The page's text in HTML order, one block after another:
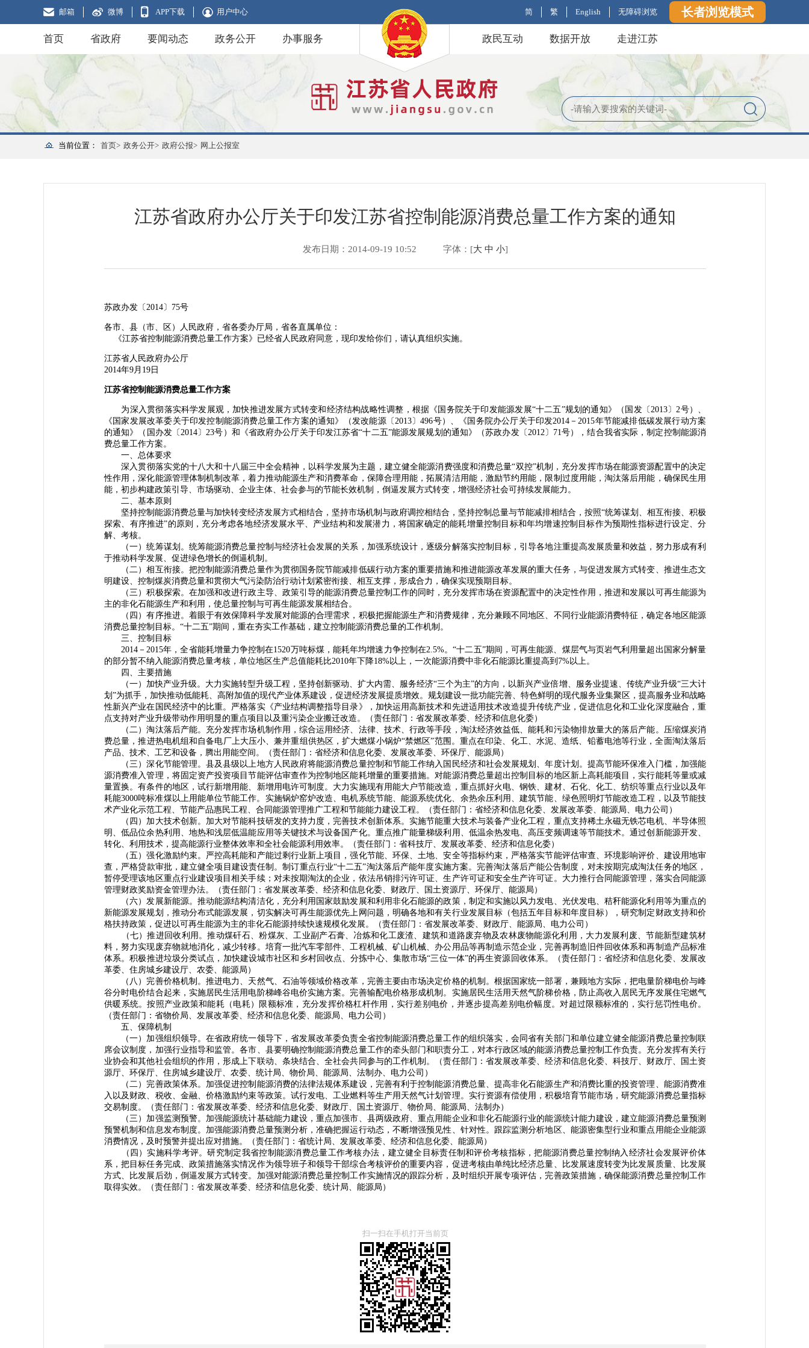
邮箱 微博 APP下载 用户中心 简 繁 English 无障碍浏览 长者浏览模式
首页 省政府 要闻动态 政务公开 办事服务 政民互动 数据开放 走进江苏
当前位置： 首页> 政务公开> 政府公报> 网上公报室
江苏省政府办公厅关于印发江苏省控制能源消费总量工作方案的通知
发布日期：2014-09-19 10:52 字体：[大 中 小]
苏政办发〔2014〕75号
各市、县（市、区）人民政府，省各委办厅局，省各直属单位：
《江苏省控制能源消费总量工作方案》已经省人民政府同意，现印发给你们，请认真组织实施。
江苏省人民政府办公厅
2014年9月19日
江苏省控制能源消费总量工作方案
为深入贯彻落实科学发展观，加快推进发展方式转变和经济结构战略性调整，根据《国务院关于印发能源发展“十二五”规划的通知》（国发〔2013〕2号）、
《国家发展改革委关于印发控制能源消费总量工作方案的通知》（发改能源〔2013〕496号）、《国务院办公厅关于印发2014－2015年节能减排低碳发展行动方案
的通知》（国办发〔2014〕23号）和《省政府办公厅关于印发江苏省“十二五”能源发展规划的通知》（苏政办发〔2012〕71号），结合我省实际，制定控制能源消
费总量工作方案。
一、总体要求
深入贯彻落实党的十八大和十八届三中全会精神，以科学发展为主题，建立健全能源消费强度和消费总量“双控”机制，充分发挥市场在能源资源配置中的决定
性作用，深化能源管理体制机制改革，着力推动能源生产和消费革命，保障合理用能，拓展清洁用能，激励节约用能，限制过度用能，淘汰落后用能，确保民生用
能，初步构建政策引导、市场驱动、企业主体、社会参与的节能长效机制，倒逼发展方式转变，增强经济社会可持续发展能力。
二、基本原则
坚持控制能源消费总量与加快转变经济发展方式相结合，坚持市场机制与政府调控相结合，坚持控制总量与节能减排相结合，按照“统筹谋划、相互衔接、积极
探索、有序推进”的原则，充分考虑各地经济发展水平、产业结构和发展潜力，将国家确定的能耗增量控制目标和年均增速控制目标作为预期性指标进行设定、分
解、考核。
（一）统筹谋划。统筹能源消费总量控制与经济社会发展的关系，加强系统设计，逐级分解落实控制目标，引导各地注重提高发展质量和效益，努力形成有利
于推动科学发展、促进绿色增长的倒逼机制。
（二）相互衔接。把控制能源消费总量作为贯彻国务院节能减排低碳行动方案的重要措施和推进能源改革发展的重大任务，与促进发展方式转变、推进生态文
明建设、控制煤炭消费总量和贯彻大气污染防治行动计划紧密衔接、相互支撑，形成合力，确保实现预期目标。
（三）积极探索。在加强和改进行政主导、政策引导的能源消费总量控制工作的同时，充分发挥市场在资源配置中的决定性作用，推进和发展以可再生能源为
主的非化石能源生产和利用，使总量控制与可再生能源发展相结合。
（四）有序推进。着眼于有效保障科学发展对能源的合理需求，积极把握能源生产和消费规律，充分兼顾不同地区、不同行业能源消费特征，确定各地区能源
消费总量控制目标。“十二五”期间，重在夯实工作基础，建立控制能源消费总量的工作机制。
三、控制目标
2014－2015年，全省能耗增量力争控制在1520万吨标煤，能耗年均增速力争控制在2.5%。“十二五”期间，可再生能源、煤层气与页岩气利用量超出国家分解量
的部分暂不纳入能源消费总量考核，单位地区生产总值能耗比2010年下降18%以上，一次能源消费中非化石能源比重提高到7%以上。
四、主要措施
（一）加快产业升级。大力实施转型升级工程，坚持创新驱动、扩大内需、服务经济“三个为主”的方向，以新兴产业倍增、服务业提速、传统产业升级“三大计
划”为抓手，加快推动低能耗、高附加值的现代产业体系建设，促进经济发展提质增效。规划建设一批功能完善、特色鲜明的现代服务业集聚区，提高服务业和战略
性新兴产业在国民经济中的比重。严格落实《产业结构调整指导目录》，加快运用高新技术和先进适用技术改造提升传统产业，促进信息化和工业化深度融合，重
点支持对产业升级带动作用明显的重点项目以及重污染企业搬迁改造。（责任部门：省发展改革委、经济和信息化委）
（二）淘汰落后产能。充分发挥市场机制作用，综合运用经济、法律、技术、行政等手段，淘汰经济效益低、能耗和污染物排放量大的落后产能。压缩煤炭消
费总量，推进热电机组和自备电厂上大压小、兼并重组供热区，扩大燃煤小锅炉“禁燃区”范围。重点在印染、化工、水泥、造纸、铅蓄电池等行业，全面淘汰落后
产品、技术、工艺和设备，腾出用能空间。（责任部门：省经济和信息化委、发展改革委、环保厅、能源局）
（三）深化节能管理。县及县级以上地方人民政府将能源消费总量控制和节能工作纳入国民经济和社会发展规划、年度计划。提高节能环保准入门槛，加强能
源消费准入管理，将固定资产投资项目节能评估审查作为控制地区能耗增量的重要措施。对能源消费总量超出控制目标的地区新上高耗能项目，实行能耗等量或减
量置换。有条件的地区，试行新增用能、新增用电许可制度。大力实施现有用能大户节能改造，重点抓好火电、钢铁、建材、石化、化工、纺织等重点行业以及年
耗能3000吨标准煤以上用能单位节能工作。实施锅炉窑炉改造、电机系统节能、能源系统优化、余热余压利用、建筑节能、绿色照明灯节能改造工程，以及节能技
术产业化示范工程、节能产品惠民工程、合同能源管理推广工程和节能能力建设工程。（责任部门：省经济和信息化委、发展改革委、能源局、电力公司）
（四）加大技术创新。加大对节能科技研发的支持力度，完善技术创新体系。实施节能重大技术与装备产业化工程，重点支持稀土永磁无铁芯电机、半导体照
明、低品位余热利用、地热和浅层低温能应用等关键技术与设备国产化。重点推广能量梯级利用、低温余热发电、高压变频调速等节能技术。通过创新能源开发、
转化、利用技术，提高能源行业整体效率和全社会能源利用效率。（责任部门：省科技厅、发展改革委、经济和信息化委）
（五）强化激励约束。严控高耗能和产能过剩行业新上项目，强化节能、环保、土地、安全等指标约束，严格落实节能评估审查、环境影响评价、建设用地审
查，严格贷款审批，建立健全项目建设责任制。制订重点行业“十二五”淘汰落后产能年度实施方案。完善淘汰落后产能公告制度，对未按期完成淘汰任务的地区，
暂停受理该地区重点行业建设项目相关手续；对未按期淘汰的企业，依法吊销排污许可证、生产许可证和安全生产许可证。大力推行合同能源管理，落实合同能源
管理财政奖励资金管理办法。（责任部门：省发展改革委、经济和信息化委、财政厅、国土资源厅、环保厅、能源局）
（六）发展新能源。推动能源结构清洁化，充分利用国家鼓励发展和利用非化石能源的政策，制定和实施以风力发电、光伏发电、秸秆能源化利用等为重点的
新能源发展规划，推动分布式能源发展，切实解决可再生能源优先上网问题，明确各地和有关行业发展目标（包括五年目标和年度目标），研究制定财政支持和价
格扶持政策，促进以可再生能源为主的非化石能源持续快速规模化发展。（责任部门：省发展改革委、财政厅、能源局、电力公司）
（七）推进回收利用。推动煤矸石、粉煤灰、工业副产石膏、冶炼和化工废渣、建筑和道路废弃物及农林废物能源化利用，大力发展利废、节能新型建筑材
料，努力实现废弃物就地消化，减少转移。培育一批汽车零部件、工程机械、矿山机械、办公用品等再制造示范企业，完善再制造旧件回收体系和再制造产品标准
体系。积极推进垃圾分类试点，加快建设城市社区和乡村回收点、分拣中心、集散市场“三位一体”的再生资源回收体系。（责任部门：省经济和信息化委、发展改
革委、住房城乡建设厅、农委、能源局）
（八）完善价格机制。推进电力、天然气、石油等领域价格改革，完善主要由市场决定价格的机制。根据国家统一部署，兼顾地方实际，把电量阶梯电价与峰
谷分时电价结合起来，实施居民生活用电阶梯峰谷电价实施方案。完善输配电价格形成机制。实施居民生活用天然气阶梯价格，防止高收入居民无序发展住宅燃气
供暖系统。按照产业政策和能耗（电耗）限额标准，充分发挥价格杠杆作用，实行差别电价，并逐步提高差别电价幅度。对超过限额标准的，实行惩罚性电价。
（责任部门：省物价局、发展改革委、经济和信息化委、能源局、电力公司）
五、保障机制
（一）加强组织领导。在省政府统一领导下，省发展改革委负责全省控制能源消费总量工作的组织落实，会同省有关部门和单位建立健全能源消费总量控制联
席会议制度，加强行业指导和监管。各市、县要明确控制能源消费总量工作的牵头部门和职责分工，对本行政区域的能源消费总量控制工作负责。充分发挥有关行
业协会和其他社会组织的作用，形成上下联动、条块结合、全社会共同参与的工作机制。（责任部门：省发展改革委、经济和信息化委、科技厅、财政厅、国土资
源厅、环保厅、住房城乡建设厅、农委、统计局、物价局、能源局、法制办、电力公司）
（二）完善政策体系。加强促进控制能源消费的法律法规体系建设，完善有利于控制能源消费总量、提高非化石能源生产和消费比重的投资管理、能源消费准
入以及财政、税收、金融、价格激励约束等政策。试行发电、工业燃料等生产用天然气计划管理。实行资源有偿使用，积极培育节能市场，研究能源消费总量指标
交易制度。（责任部门：省发展改革委、经济和信息化委、财政厅、国土资源厅、物价局、能源局、法制办）
（三）加强监测预警。加强能源统计基础能力建设，重点加强市、县两级政府、重点用能企业和非化石能源行业的能源统计能力建设，建立能源消费总量预测
预警机制和信息发布制度。加强能源消费总量预测分析，准确把握运行动态，不断增强预见性、针对性。跟踪监测分析地区、能源密集型行业和重点用能企业能源
消费情况，及时预警并提出应对措施。（责任部门：省统计局、发展改革委、经济和信息化委、能源局）
（四）实施科学考评。研究制定我省控制能源消费总量工作考核办法，建立健全目标责任制和评价考核指标，把能源消费总量控制纳入经济社会发展评价体
系，把目标任务完成、政策措施落实情况作为领导班子和领导干部综合考核评价的重要内容，促进考核由单纯比经济总量、比发展速度转变为比发展质量、比发展
方式、比发展后劲，倒逼发展方式转变。加强对能源消费总量控制工作实施情况的跟踪分析，及时组织开展专项评估，完善政策措施，确保能源消费总量控制工作
取得实效。（责任部门：省发展改革委、经济和信息化委、统计局、能源局）
扫一扫在手机打开当前页